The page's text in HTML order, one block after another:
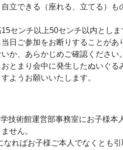
立できる（座れる、立てる）も
センチ以上50センチ以内としま
日ご参加をお断りすることがあ
か、あらかじめご確認ください。
とまり会中に発生したぬいぐる
ようお願いいたします。
技術館運営部事務室にお子様本
せん。
ればお子様ご本人でなくとも